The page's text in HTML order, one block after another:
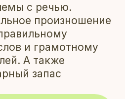
с речью.
произношение
и грамотному
А также
запас